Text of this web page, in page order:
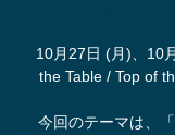
10月27日 (月)、10
the Table / Top of
今回のテーマは、